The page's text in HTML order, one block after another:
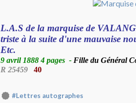
L.A.S de la marquise de
triste à la suite d'une mauvaise
Etc.
9 avril 1888 4 pages - Fille du Général
R 25459
40
#Lettres autographes